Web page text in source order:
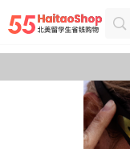
首页 优惠 优惠详情